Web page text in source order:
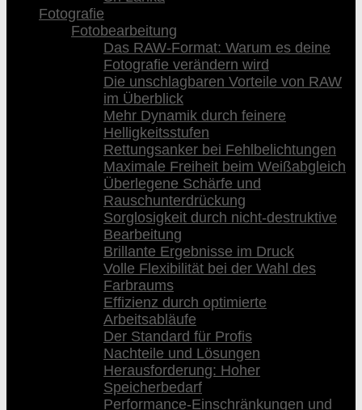
Fotografie
Fotobearbeitung
Das RAW-Format: Warum es deine
Fotografie verändern wird
Die unschlagbaren Vorteile von RAW
im Überblick
Mehr Dynamik durch feinere
Helligkeitsstufen
Rettungsanker bei Fehlbelichtungen
Maximale Freiheit beim Weißabgleich
Überlegene Schärfe und
Rauschunterdrückung
Sorglosigkeit durch nicht-destruktive
Bearbeitung
Brillante Ergebnisse im Druck
Volle Flexibilität bei der Wahl des
Farbraums
Effizienz durch optimierte
Arbeitsabläufe
Der Standard für Profis
Nachteile und Lösungen
Herausforderung: Hoher
Speicherbedarf
Performance-Einschränkungen und